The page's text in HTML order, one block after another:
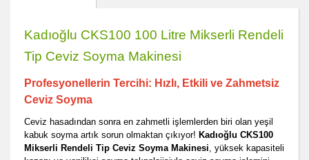
Kadıoğlu CKS100 100 Litre Mikserli Rendeli
Tip Ceviz Soyma Makinesi
Profesyonellerin Tercihi: Hızlı, Etkili ve Zahmetsiz
Ceviz Soyma
Ceviz hasadından sonra en zahmetli işlemlerden biri olan yeşil
kabuk soyma artık sorun olmaktan çıkıyor! Kadıoğlu CKS100
Mikserli Rendeli Tip Ceviz Soyma Makinesi, yüksek kapasiteli